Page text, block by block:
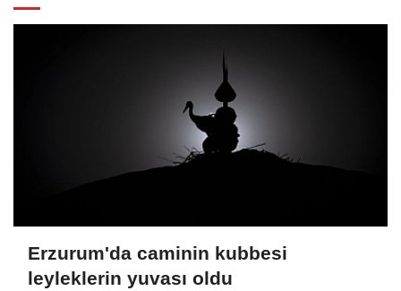
Erzurum'da caminin kubbesi
leyleklerin yuvası oldu